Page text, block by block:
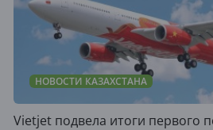
НОВОСТИ КАЗАХСТАНА
Vietjet подвела итоги первого